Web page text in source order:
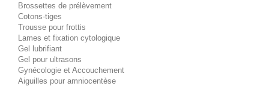
Brossettes de prélèvement
Cotons-tiges
Trousse pour frottis
Lames et fixation cytologique
Gel lubrifiant
Gel pour ultrasons
Gynécologie et Accouchement
Aiguilles pour amniocentèse